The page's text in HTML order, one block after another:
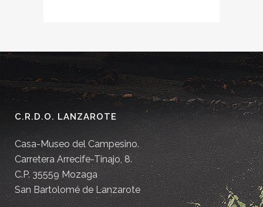
C.R.D.O. LANZAROTE
Casa-Museo del Campesino.
Carretera Arrecife-Tinajo, 8.
C.P. 35559 Mozaga
San Bartolomé de Lanzarote